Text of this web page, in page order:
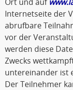
Internetseite der
abrufbare
vor der
werden diese
Zwecks
untereinander ist
Der Teilnehmer